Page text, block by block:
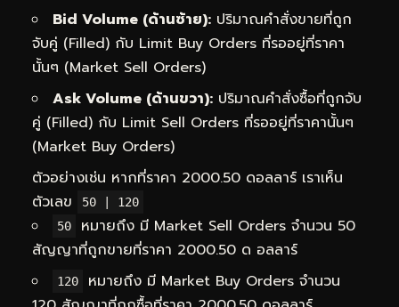
Bid Volume (ด้านซ้าย): ปริมาณคำสั่งขายที่ถูก
จับคู่ (Filled) กับ Limit Buy Orders ที่รออยู่ที่ราคา
นั้นๆ (Market Sell Orders)
Ask Volume (ด้านขวา): ปริมาณคำสั่งซื้อที่ถูกจับ
คู่ (Filled) กับ Limit Sell Orders ที่รออยู่ที่ราคานั้นๆ
(Market Buy Orders)
ตัวอย่างเช่น หากที่ราคา 2000.50 ดอลลาร์ เราเห็น
ตัวเลข
50 | 120
50
หมายถึง มี Market Sell Orders จำนวน 50
สัญญาที่ถูกขายที่ราคา 2000.50 ด อลลาร์
120
หมายถึง มี Market Buy Orders จำนวน